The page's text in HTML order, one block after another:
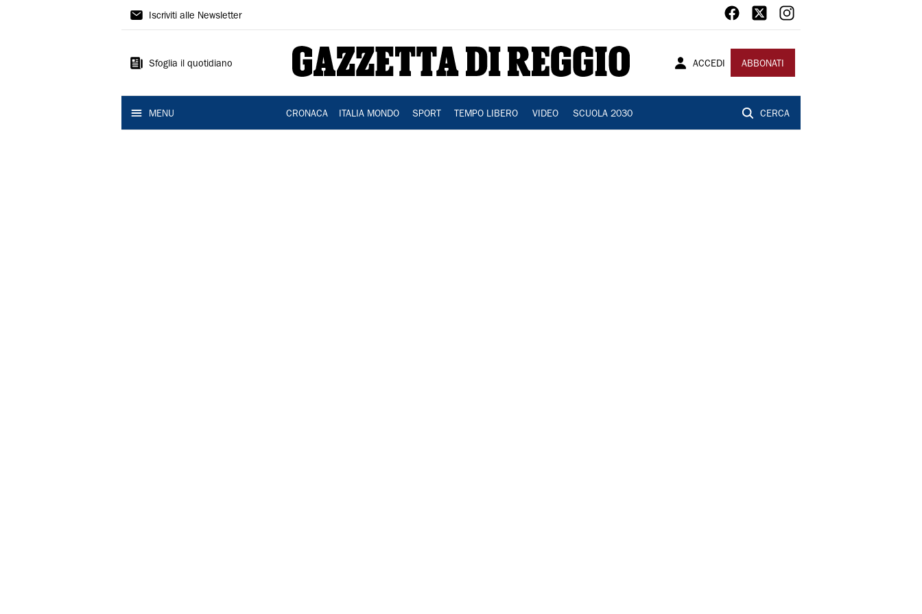
Gazzetta
Reggio
Iscriviti alle Newsletter
Sfoglia il quotidiano ACCEDI ABBONATI
MENU CRONACA ITALIA MONDO SPORT TEMPO LIBERO VIDEO SCUOLA 2030 CERCA